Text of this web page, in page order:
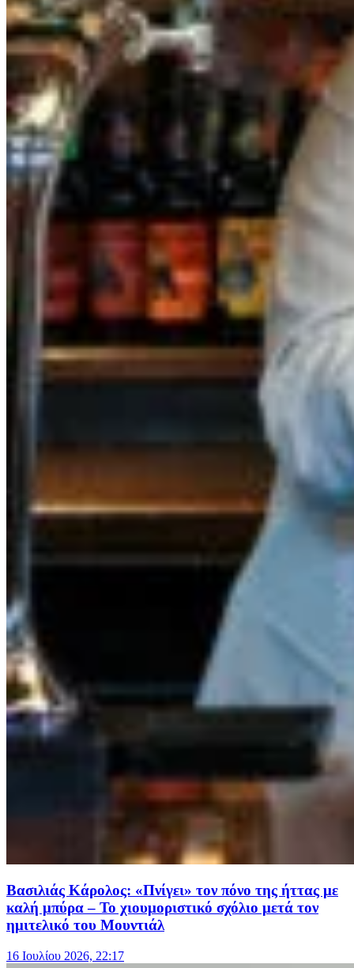
Βασιλιάς Κάρολος: «Πνίγει» τον πόνο της ήττας με
καλή μπύρα – Το χιουμοριστικό σχόλιο μετά τον
ημιτελικό του Μουντιάλ
16 Ιουλίου 2026, 22:17